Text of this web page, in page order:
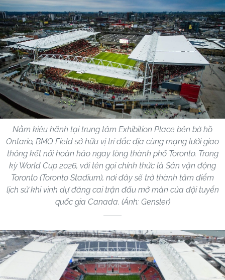
Nằm kiêu hãnh tại trung tâm Exhibition Place bên bờ hồ
Ontario, BMO Field sở hữu vị trí đắc địa cùng mạng lưới giao
thông kết nối hoàn hảo ngay lòng thành phố Toronto. Trong
kỳ World Cup 2026, với tên gọi chính thức là Sân vận động
Toronto (Toronto Stadium), nơi đây sẽ trở thành tâm điểm
lịch sử khi vinh dự đăng cai trận đấu mở màn của đội tuyển
quốc gia Canada. (Ảnh: Gensler)